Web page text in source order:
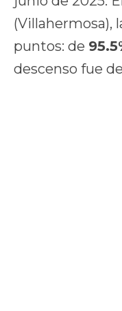
(Villahermosa),
puntos: de
descenso fue de